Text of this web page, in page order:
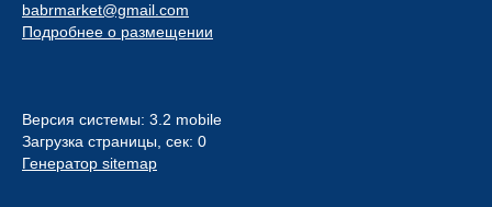
babrmarket@gmail.com
Подробнее о размещении
Версия системы: 3.2 mobile
Загрузка страницы, сек: 0
Генератор sitemap